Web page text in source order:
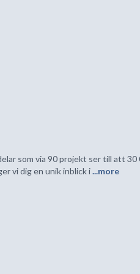
som via 90 projekt ser till att 30
vi dig en unik inblick i...more